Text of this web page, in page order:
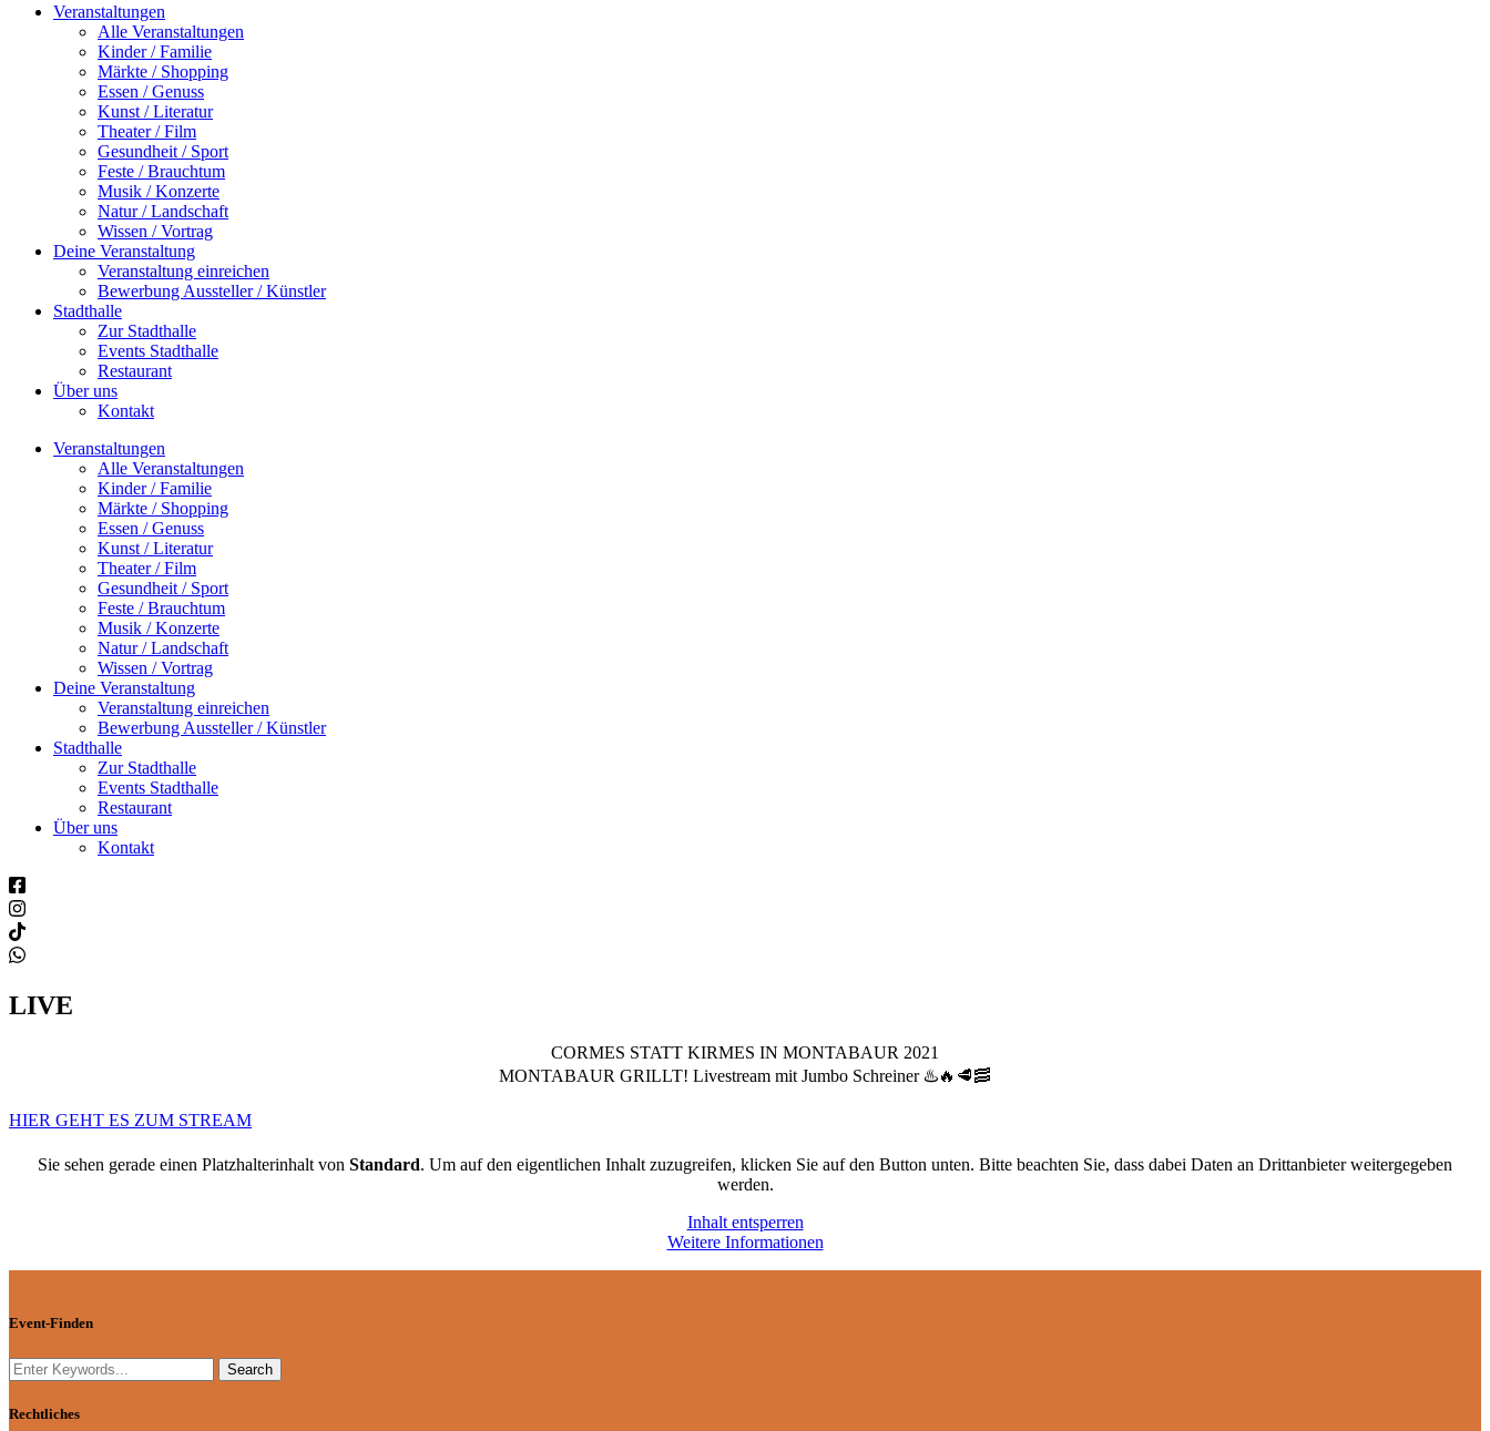
Veranstaltungen
Alle Veranstaltungen
Kinder / Familie
Märkte / Shopping
Essen / Genuss
Kunst / Literatur
Theater / Film
Gesundheit / Sport
Feste / Brauchtum
Musik / Konzerte
Natur / Landschaft
Wissen / Vortrag
Deine Veranstaltung
Veranstaltung einreichen
Bewerbung Aussteller / Künstler
Stadthalle
Zur Stadthalle
Events Stadthalle
Restaurant
Über uns
Kontakt
Veranstaltungen
Alle Veranstaltungen
Kinder / Familie
Märkte / Shopping
Essen / Genuss
Kunst / Literatur
Theater / Film
Gesundheit / Sport
Feste / Brauchtum
Musik / Konzerte
Natur / Landschaft
Wissen / Vortrag
Deine Veranstaltung
Veranstaltung einreichen
Bewerbung Aussteller / Künstler
Stadthalle
Zur Stadthalle
Events Stadthalle
Restaurant
Über uns
Kontakt
LIVE
CORMES STATT KIRMES IN MONTABAUR 2021
MONTABAUR GRILLT! Livestream mit Jumbo Schreiner ♨️🔥🥩🥓
HIER GEHT ES ZUM STREAM
Sie sehen gerade einen Platzhalterinhalt von Standard. Um auf den eigentlichen Inhalt zuzugreifen, klicken Sie auf den Button unten. Bitte beachten Sie, dass dabei Daten an Drittanbieter weitergegeben
werden.
Inhalt entsperren
Weitere Informationen
Event-Finden
Rechtliches